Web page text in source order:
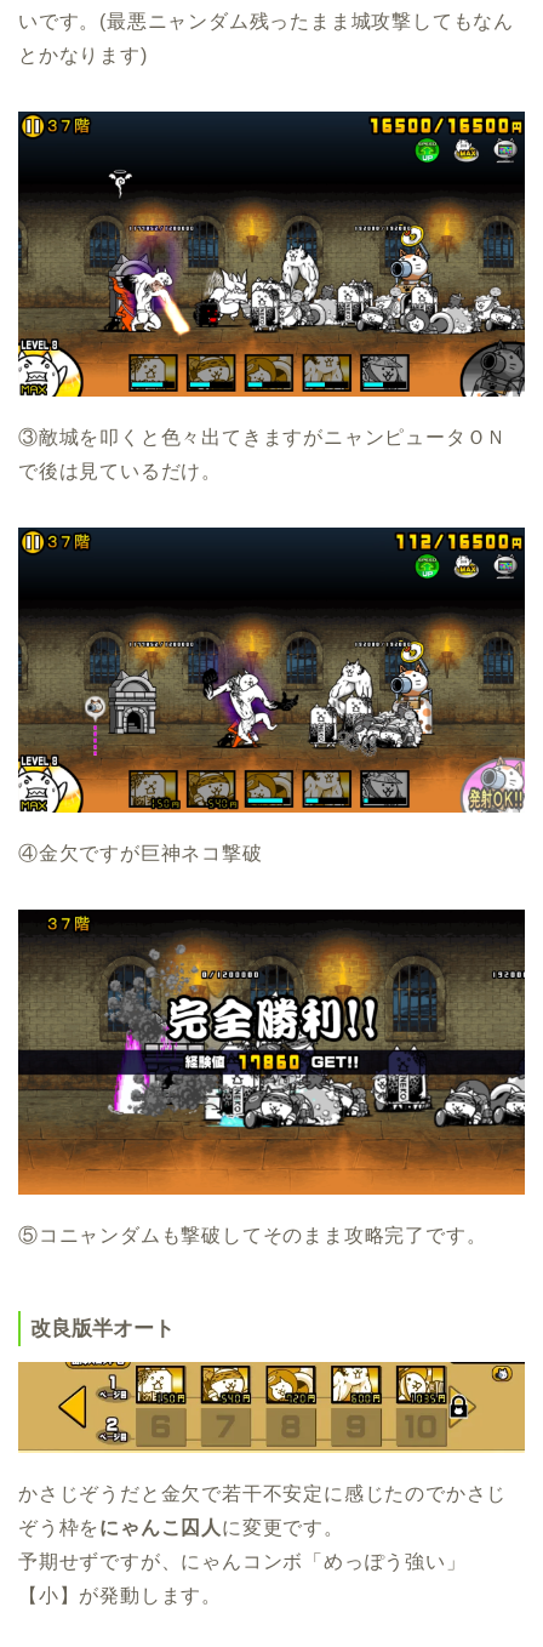
いです。(最悪ニャンダム残ったまま城攻撃してもなん
とかなります)
③敵城を叩くと色々出てきますがニャンピュータＯＮ
で後は見ているだけ。
④金欠ですが巨神ネコ撃破
⑤コニャンダムも撃破してそのまま攻略完了です。
改良版半オート
かさじぞうだと金欠で若干不安定に感じたのでかさじ
ぞう枠を にゃんこ囚人に変更です。
予期せずですが、にゃんコンボ「めっぽう強い」
【小】が発動します。